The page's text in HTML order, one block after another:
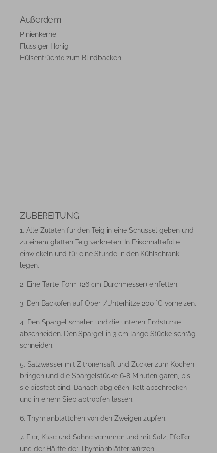
Außerdem
Pinienkerne
Flüssiger Honig
Hülsenfrüchte zum Blindbacken
ZUBEREITUNG
Alle Zutaten für den Teig in eine Schüssel geben und
zu einem glatten Teig verkneten. In Frischhaltefolie
einwickeln und für eine Stunde in den Kühlschrank
legen.
Eine Tarte-Form (26 cm Durchmesser) einfetten.
Den Backofen auf Ober-/Unterhitze 200 °C vorheizen.
Den Spargel schälen und die unteren Endstücke
abschneiden. Den Spargel in 3 cm lange Stücke schräg
schneiden.
Salzwasser mit Zitronensaft und Zucker zum Kochen
bringen und die Spargelstücke 6-8 Minuten garen, bis
sie bissfest sind. Danach abgießen, kalt abschrecken
und in einem Sieb abtropfen lassen.
Thymianblättchen von den Zweigen zupfen.
Eier, Käse und Sahne verrühren und mit Salz, Pfeffer
und der Hälfte der Thymianblätter würzen.